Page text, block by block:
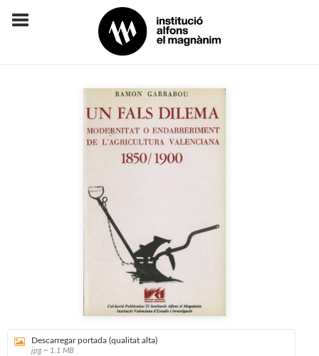
Descarregar portada (qualitat alta)
jpg ~ 1.1 MB